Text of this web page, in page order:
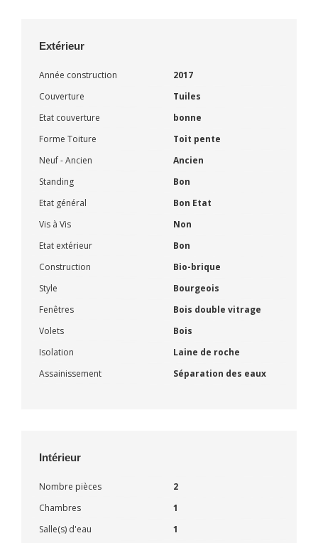
Extérieur
Année construction
2017
Couverture
Tuiles
Etat couverture
bonne
Forme Toiture
Toit pente
Neuf - Ancien
Ancien
Standing
Bon
Etat général
Bon Etat
Vis à Vis
Non
Etat extérieur
Bon
Construction
Bio-brique
Style
Bourgeois
Fenêtres
Bois double vitrage
Volets
Bois
Isolation
Laine de roche
Assainissement
Séparation des eaux
Intérieur
Nombre pièces
2
Chambres
1
Salle(s) d'eau
1